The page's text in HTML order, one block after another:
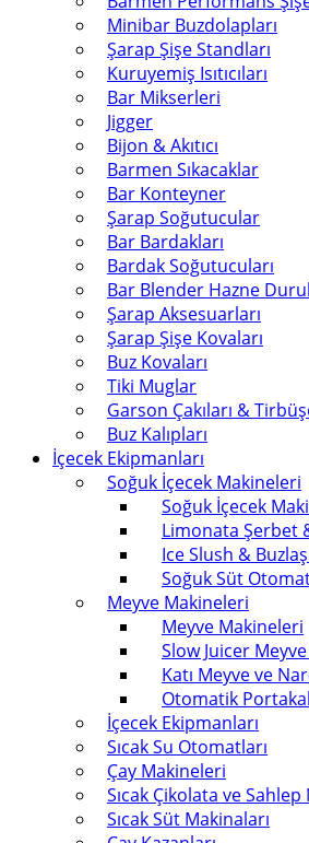
Minibar Buzdolapları
Şarap Şişe Standları
Kuruyemiş Isıtıcıları
Bar Mikserleri
Jigger
Bijon & Akıtıcı
Barmen Sıkacaklar
Bar Konteyner
Şarap Soğutucular
Bar Bardakları
Bardak Soğutucuları
Bar Blender Hazne
Şarap Aksesuarları
Şarap Şişe Kovaları
Buz Kovaları
Tiki Muglar
Garson Çakıları &
Buz Kalıpları
İçecek Ekipmanları
Soğuk İçecek Makineleri
Soğuk İçecek
Limonata Şerbet
Ice Slush &
Soğuk Süt
Meyve Makineleri
Meyve Makineleri
Slow Juicer Meyve
Katı Meyve ve
Otomatik
İçecek Ekipmanları
Sıcak Su Otomatları
Çay Makineleri
Sıcak Çikolata ve
Sıcak Süt Makinaları